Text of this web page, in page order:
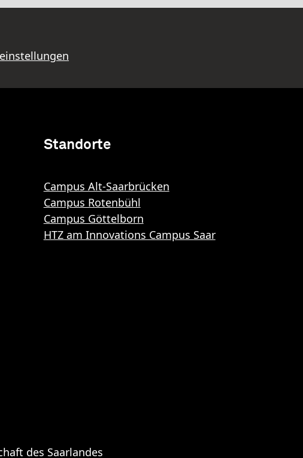
Standorte
Campus Alt-Saarbrücken
Campus Rotenbühl
Campus Göttelborn
HTZ am Innovations Campus Saar
des Saarlandes